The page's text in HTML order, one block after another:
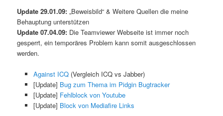
Update 29.01.09: „Beweisbild“ & Weitere Quellen die meine
Behauptung unterstützen
Update 07.04.09: Die Teamviewer Webseite ist immer noch
gesperrt, ein temporäres Problem kann somit ausgeschlossen
werden.
Against ICQ(Vergleich ICQ vs Jabber)
[Update] Bug zum Thema im Pidgin Bugtracker
[Update] Fehlblock von Youtube
[Update] Block von Mediafire Links